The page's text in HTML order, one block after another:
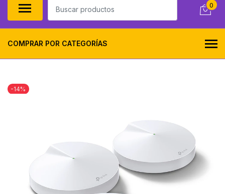
0
COMPRAR POR CATEGORÍAS
-14%